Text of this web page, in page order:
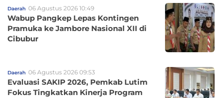
Daerah 06 Agustus 2026 10:49
Wabup Pangkep Lepas Kontingen
Pramuka ke Jambore Nasional XII di
Cibubur
Daerah 06 Agustus 2026 09:53
Evaluasi SAKIP 2026, Pemkab Lutim
Fokus Tingkatkan Kinerja Program